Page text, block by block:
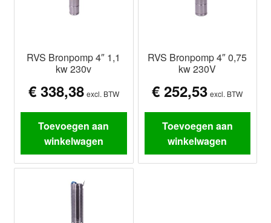
RVS Bronpomp 4″ 1,1
kw 230v
€338,38 excl. BTW
Toevoegen aan
winkelwagen
RVS Bronpomp 4″ 0,75
kw 230V
€ 252,53 excl. BTW
Toevoegen aan
winkelwagen